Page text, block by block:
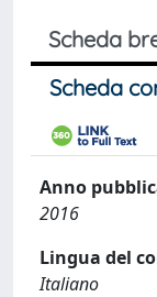
Scheda
Scheda
Anno
2016
Lingua del
Italiano